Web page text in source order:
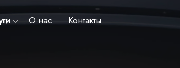
О нас Контакты